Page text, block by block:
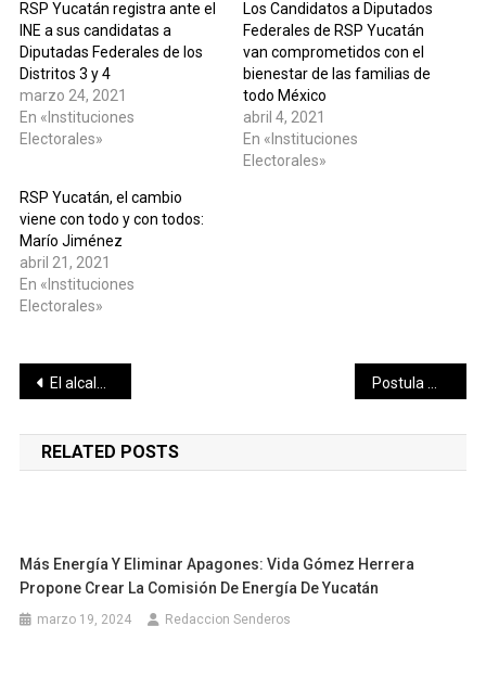
RSP Yucatán registra ante el
INE a sus candidatas a
Diputadas Federales de los
Distritos 3 y 4
marzo 24, 2021
En «Instituciones
Electorales»
Los Candidatos a Diputados
Federales de RSP Yucatán
van comprometidos con el
bienestar de las familias de
todo México
abril 4, 2021
En «Instituciones
Electorales»
RSP Yucatán, el cambio
viene con todo y con todos:
Marío Jiménez
abril 21, 2021
En «Instituciones
Electorales»
Navegación
de
entradas
El alcalde Julián Zacarías Curi visita la comisaría de Chelem Puerto para dar seguimiento a las mejoras y solicitudes ciudadanas
RELATED POSTS
Más Energía Y Eliminar Apagones: Vida Gómez Herrera
Propone Crear La Comisión De Energía De Yucatán
marzo 19, 2024 Redaccion Senderos